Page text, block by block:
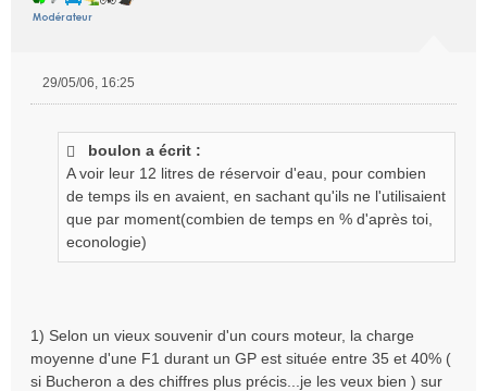
29/05/06, 16:25
boulon a écrit :
A voir leur 12 litres de réservoir d'eau, pour combien
de temps ils en avaient, en sachant qu'ils ne l'utilisaient
que par moment(combien de temps en % d'après toi,
econologie)
1) Selon un vieux souvenir d'un cours moteur, la charge
moyenne d'une F1 durant un GP est située entre 35 et 40% (
si Bucheron a des chiffres plus précis...je les veux bien ) sur